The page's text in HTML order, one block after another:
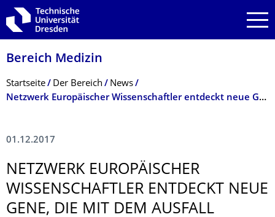
Zur Hauptnavigation springen
Zur Suche springen
Zum Inhalt springen
Bereich Medizin
Breadcrumb-Menü
Startseite Der Bereich
News
Netzwerk Europäischer Wissenschaftler entdeckt neue Gene, die mit dem Ausfall insulinproduzierender Zellen bei Diabetes in Verbindung stehen
01.12.2017
NETZWERK EUROPÄISCHER
WISSENSCHAFTLER ENTDECKT NEUE
GENE, DIE MIT DEM AUSFALL